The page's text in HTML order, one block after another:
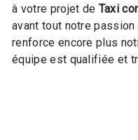
à votre projet de Taxi
avant tout notre
renforce encore plus
équipe est qualifiée et